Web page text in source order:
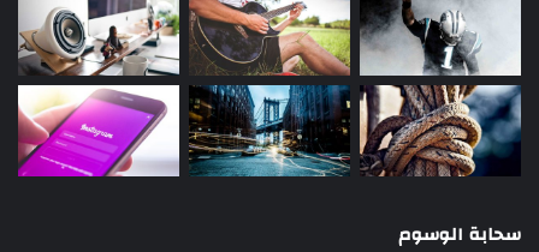
سحابة الوسوم